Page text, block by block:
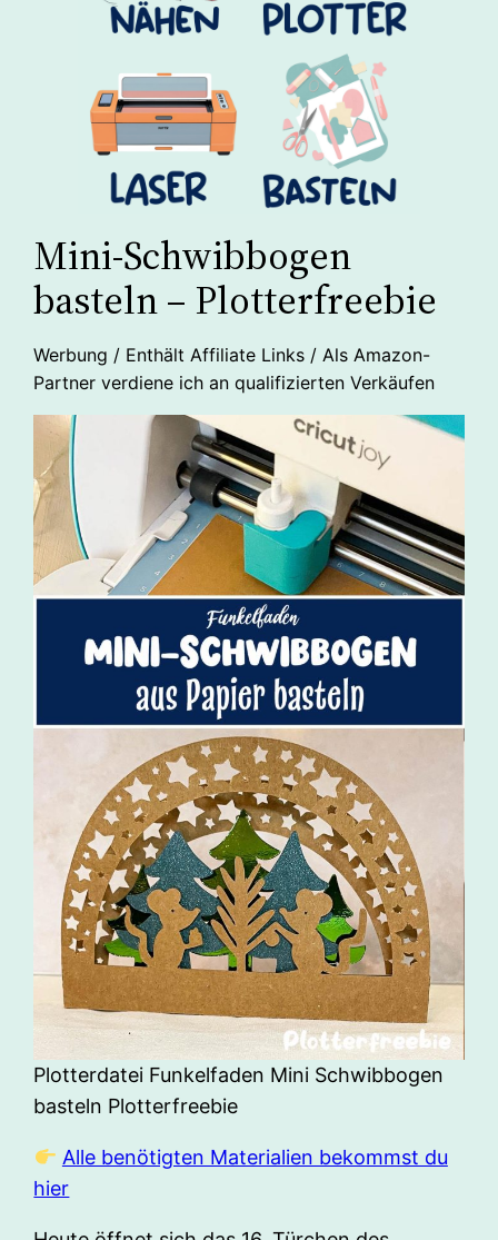
Mini-Schwibbogen
basteln – Plotterfreebie
Werbung / Enthält Affiliate Links / Als Amazon-
Partner verdiene ich an qualifizierten Verkäufen
Plotterdatei Funkelfaden Mini Schwibbogen
basteln Plotterfreebie
Alle benötigten Materialien bekommst du
hier